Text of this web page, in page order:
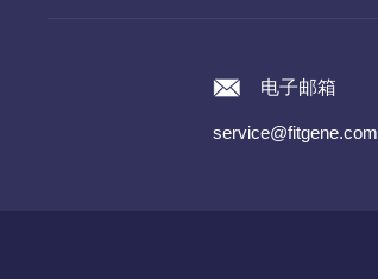
电子邮箱
service@fitgene.com